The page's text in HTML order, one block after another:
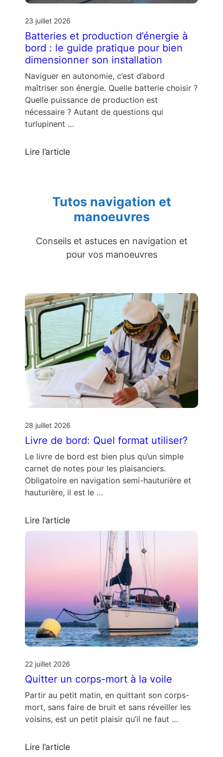
23 juillet 2026
Batteries et production d’énergie à
bord : le guide pratique pour bien
dimensionner son installation
Naviguer en autonomie, c’est d’abord
maîtriser son énergie. Quelle batterie choisir ?
Quelle puissance de production est
nécessaire ? Autant de questions qui
turlupinent …
Lire l’article
Tutos navigation et
manoeuvres
Conseils et astuces en navigation et
pour vos manoeuvres
28 juillet 2026
Livre de bord: Quel format utiliser?
Le livre de bord est bien plus qu’un simple
carnet de notes pour les plaisanciers.
Obligatoire en navigation semi-hauturière et
hauturière, il est le …
Lire l’article
22 juillet 2026
Quitter un corps-mort à la voile
Partir au petit matin, en quittant son corps-
mort, sans faire de bruit et sans réveiller les
voisins, est un petit plaisir qu’il ne faut …
Lire l’article